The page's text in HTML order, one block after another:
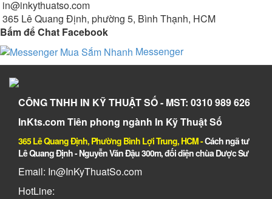
in@inkythuatso.com
365 Lê Quang Định, phường 5, Bình Thạnh, HCM
Bấm để Chat Facebook
Messenger
CÔNG TNHH IN KỸ THUẬT SỐ - MST: 0310 989 626
InKts.com Tiên phong ngành In Kỹ Thuật Số
365 Lê Quang Định, Phường Bình Lợi Trung, HCM-Cách ngã tư
Lê Quang Định - Nguyễn Văn Đậu 300m, đối diện chùa Dược Sư
Email: In@InKyThuatSo.com
HotLine: